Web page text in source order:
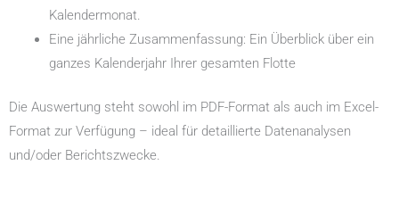
Kalendermonat.
Eine jährliche Zusammenfassung: Ein Überblick über ein
ganzes Kalenderjahr Ihrer gesamten Flotte
Die Auswertung steht sowohl im PDF-Format als auch im Excel-
Format zur Verfügung – ideal für detaillierte Datenanalysen
und/oder Berichtszwecke.